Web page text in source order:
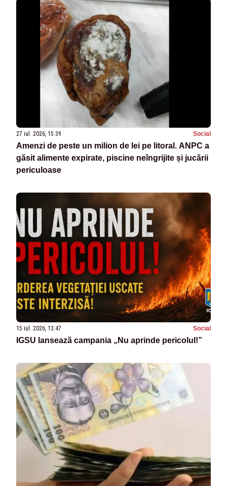
27 iul. 2026, 15:39 Social
Amenzi de peste un milion de lei pe litoral. ANPC a
găsit alimente expirate, piscine neîngrijite și jucării
periculoase
15 iul. 2026, 13:47 Social
IGSU lansează campania „Nu aprinde pericolul!”